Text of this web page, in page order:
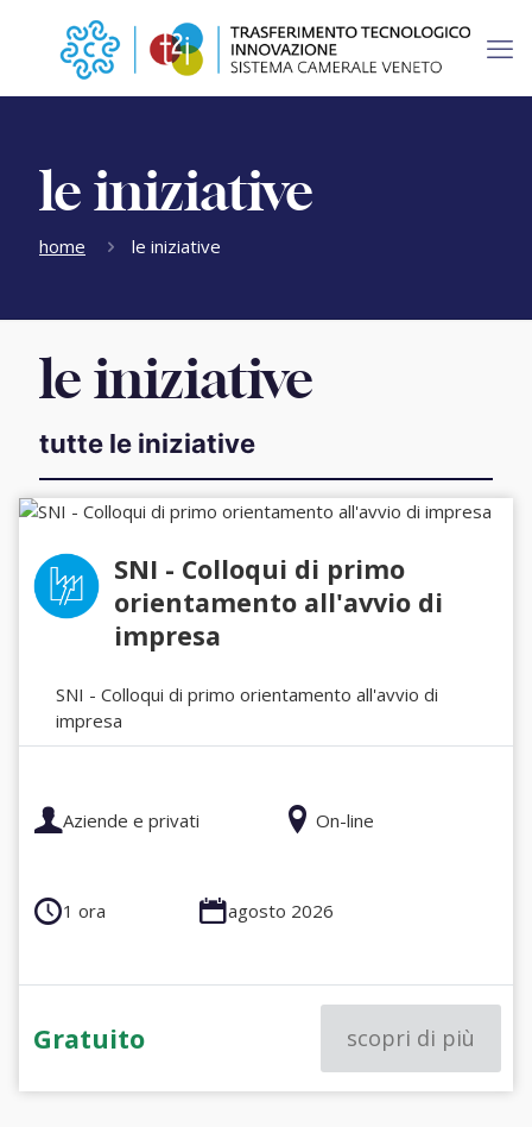
le iniziative
home le iniziative
le iniziative
tutte le iniziative
SNI - Colloqui di primo
orientamento all'avvio di
impresa
SNI - Colloqui di primo orientamento all'avvio di
impresa
Aziende e privati On-line
1 ora agosto 2026
Gratuito scopri di più